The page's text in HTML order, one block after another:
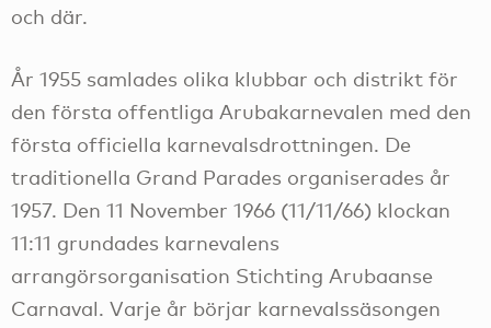
och där.
År 1955 samlades olika klubbar och distrikt för
den första offentliga Arubakarnevalen med den
första officiella karnevalsdrottningen. De
traditionella Grand Parades organiserades år
1957. Den 11 November 1966 (11/11/66) klockan
11:11 grundades karnevalens
arrangörsorganisation Stichting Arubaanse
Carnaval. Varje år börjar karnevalssäsongen